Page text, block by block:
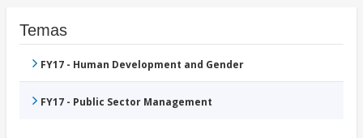
Temas
FY17 - Human Development and Gender
FY17 - Public Sector Management